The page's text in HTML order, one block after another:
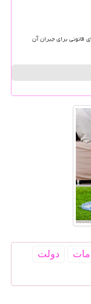
برای جبران آن
دولت